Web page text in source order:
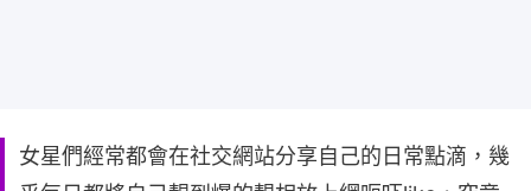
女星們經常都會在社交網站分享自己的日常點滴，幾